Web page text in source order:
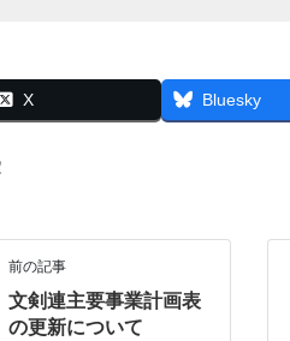
X Bluesky
前の記事
文剣連主要事業計画表
の更新について